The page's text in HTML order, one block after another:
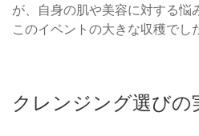
が、自身の肌や美容に対する悩
このイベントの大きな収穫でし
クレンジング選びの